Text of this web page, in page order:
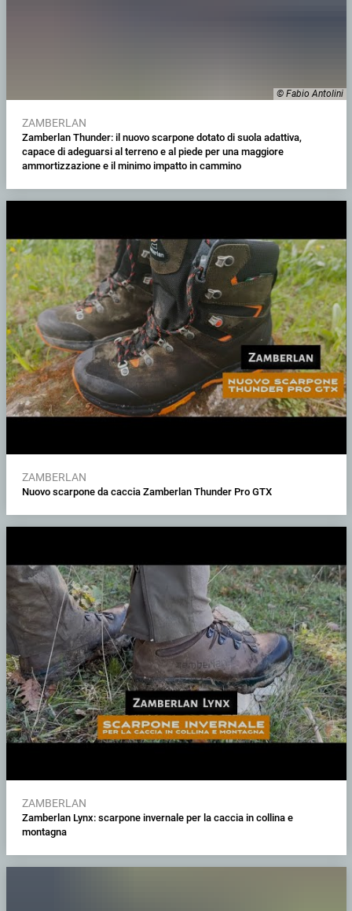
© Fabio Antolini
ZAMBERLAN
Zamberlan Thunder: il nuovo scarpone dotato di suola adattiva,
capace di adeguarsi al terreno e al piede per una maggiore
ammortizzazione e il minimo impatto in cammino
ZAMBERLAN
Nuovo scarpone da caccia Zamberlan Thunder Pro GTX
ZAMBERLAN
Zamberlan Lynx: scarpone invernale per la caccia in collina e
montagna